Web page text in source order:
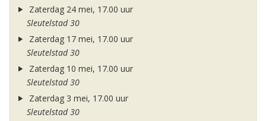
Zaterdag 24 mei, 17.00 uur
Sleutelstad 30
Zaterdag 17 mei, 17.00 uur
Sleutelstad 30
Zaterdag 10 mei, 17.00 uur
Sleutelstad 30
Zaterdag 3 mei, 17.00 uur
Sleutelstad 30